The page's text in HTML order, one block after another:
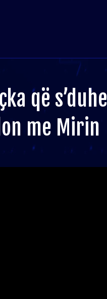
që
me Mirin